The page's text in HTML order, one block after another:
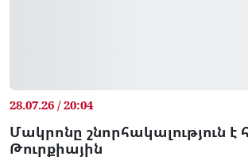
28.07.26 / 20:04
Մակրոնը շնորհակալություն է
Թուրքիային